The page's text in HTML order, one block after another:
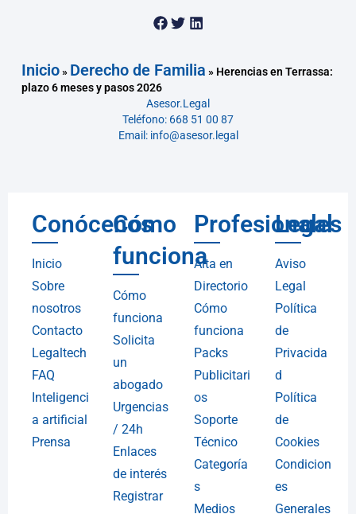
Inicio» Derecho de Familia » Herencias en Terrassa:
plazo 6 meses y pasos 2026
Asesor.Legal
Teléfono: 668 51 00 87
Email: info@asesor.legal
Conócenos
Inicio
Sobre
nosotros
Contacto
Legaltech
FAQ
Inteligenci
a artificial
Prensa
Cómo
funciona
Cómo
funciona
Solicita
un
abogado
Urgencias
/ 24h
Enlaces
de interés
Registrar
Profesionales
Alta en
Directorio
Cómo
funciona
Packs
Publicitari
os
Soporte
Técnico
Categoría
s
Medios
Legal
Aviso
Legal
Política
de
Privacida
d
Política
de
Cookies
Condicion
es
Generales